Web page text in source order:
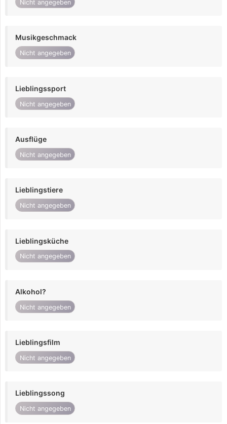
Nicht angegeben
Musikgeschmack
Nicht angegeben
Lieblingssport
Nicht angegeben
Ausflüge
Nicht angegeben
Lieblingstiere
Nicht angegeben
Lieblingsküche
Nicht angegeben
Alkohol?
Nicht angegeben
Lieblingsfilm
Nicht angegeben
Lieblingssong
Nicht angegeben